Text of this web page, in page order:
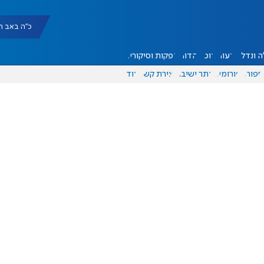
כ"ה באב תשפ"ו
ונדל"ן דעות אוכל יהדות הפקות וסיקורים
ספורט פורומים אתר ישיבה יצירת קשר עוד